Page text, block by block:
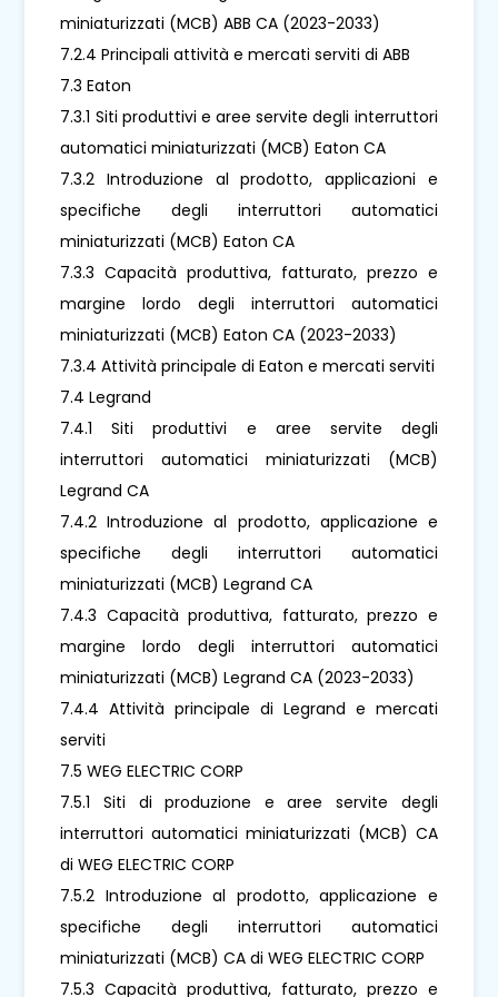
miniaturizzati (MCB) ABB CA (2023-2033)
7.2.4 Principali attività e mercati serviti di ABB
7.3 Eaton
7.3.1 Siti produttivi e aree servite degli interruttori
automatici miniaturizzati (MCB) Eaton CA
7.3.2 Introduzione al prodotto, applicazioni e
specifiche degli interruttori automatici
miniaturizzati (MCB) Eaton CA
7.3.3 Capacità produttiva, fatturato, prezzo e
margine lordo degli interruttori automatici
miniaturizzati (MCB) Eaton CA (2023-2033)
7.3.4 Attività principale di Eaton e mercati serviti
7.4 Legrand
7.4.1 Siti produttivi e aree servite degli
interruttori automatici miniaturizzati (MCB)
Legrand CA
7.4.2 Introduzione al prodotto, applicazione e
specifiche degli interruttori automatici
miniaturizzati (MCB) Legrand CA
7.4.3 Capacità produttiva, fatturato, prezzo e
margine lordo degli interruttori automatici
miniaturizzati (MCB) Legrand CA (2023-2033)
7.4.4 Attività principale di Legrand e mercati
serviti
7.5 WEG ELECTRIC CORP
7.5.1 Siti di produzione e aree servite degli
interruttori automatici miniaturizzati (MCB) CA
di WEG ELECTRIC CORP
7.5.2 Introduzione al prodotto, applicazione e
specifiche degli interruttori automatici
miniaturizzati (MCB) CA di WEG ELECTRIC CORP
7.5.3 Capacità produttiva, fatturato, prezzo e